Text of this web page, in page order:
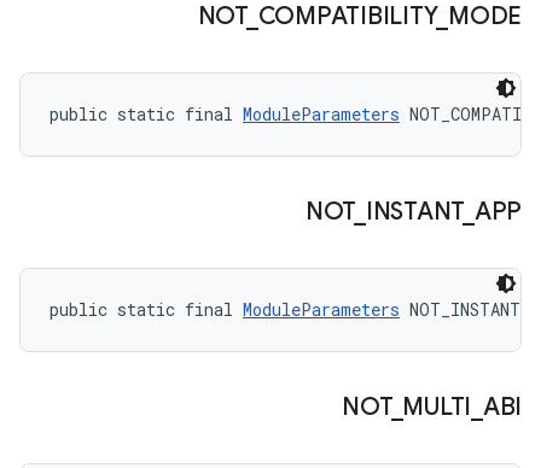
NOT_ COMPATIBILITY_ MODE
public static final ModuleParameters
NOT_ INSTANT_ APP
public static final ModuleParameters
NOT_ MULTI ABI